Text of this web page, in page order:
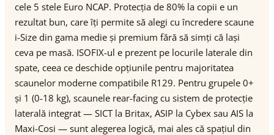
cele 5 stele Euro NCAP. Protecția de 80% la copii e un
rezultat bun, care îți permite să alegi cu încredere scaune
i-Size din gama medie și premium fără să simți că lași
ceva pe masă. ISOFIX-ul e prezent pe locurile laterale din
spate, ceea ce deschide opțiunile pentru majoritatea
scaunelor moderne compatibile R129. Pentru grupele 0+
și 1 (0-18 kg), scaunele rear-facing cu sistem de protecție
laterală integrat — SICT la Britax, ASIP la Cybex sau AIS la
Maxi-Cosi — sunt alegerea logică, mai ales că spațiul din